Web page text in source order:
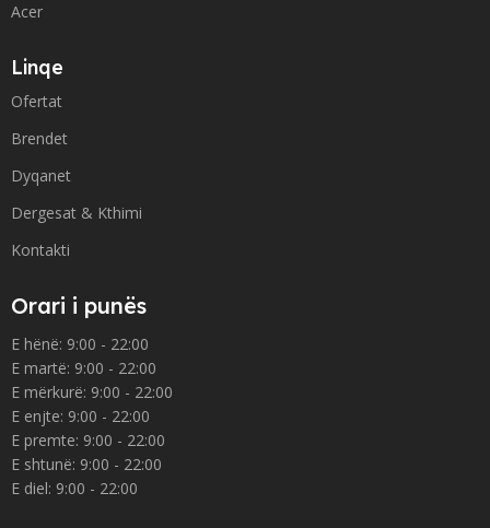
Acer
Linqe
Ofertat
Brendet
Dyqanet
Dergesat & Kthimi
Kontakti
Orari i punës
E hënë: 9:00 - 22:00
E martë: 9:00 - 22:00
E mërkurë: 9:00 - 22:00
E enjte: 9:00 - 22:00
E premte: 9:00 - 22:00
E shtunë: 9:00 - 22:00
E diel: 9:00 - 22:00